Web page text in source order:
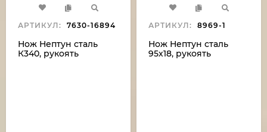
АРТИКУЛ: 7630-16894
Нож Нептун сталь
К340, рукоять
АРТИКУЛ: 8969-1
Нож Нептун сталь
95х18, рукоять